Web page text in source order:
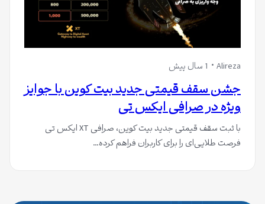
Alireza 1 سال پیش
جشن سقف قیمتی جدید بیت کوین با جوایز
ویژه در صرافی ایکس تی
با ثبت سقف قیمتی جدید بیت کوین، صرافی XT ایکس تی
فرصت طلایی‌ای را برای کاربران فراهم کرده…